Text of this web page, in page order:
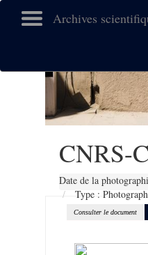
Archives
CNRS-
Date de la
Type :
Consulter le document